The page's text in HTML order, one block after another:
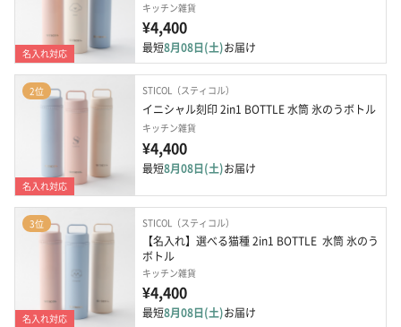
名入れ対応
キッチン雑貨
¥4,400
最短8月08日(土)お届け
2位
名入れ対応
STICOL（スティコル）
イニシャル刻印 2in1 BOTTLE 水筒 氷のうボトル
キッチン雑貨
¥4,400
最短8月08日(土)お届け
3位
名入れ対応
STICOL（スティコル）
【名入れ】選べる猫種 2in1 BOTTLE  水筒 氷のう
ボトル
キッチン雑貨
¥4,400
最短8月08日(土)お届け